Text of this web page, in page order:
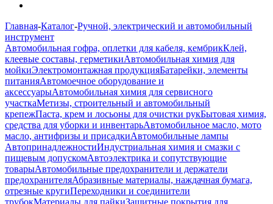
Главная-Каталог-Ручной, электрический и автомобильный
инструмент
Автомобильная гофра, оплетки для кабеля, кембрикКлей,
клеевые составы, герметикиАвтомобильная химия для
мойкиЭлектромонтажная продукцияБатарейки, элементы
питанияАвтомоечное оборудование и
аксессуарыАвтомобильная химия для сервисного
участкаМетизы, строительный и автомобильный
крепежПаста, крем и лосьоны для очистки рукБытовая химия,
средства для уборки и инвентарьАвтомобильное масло, мото
масло, антифризы и присадкиАвтомобильные лампы
АвтопринадлежностиИндустриальная химия и смазки с
пищевым допускомАвтоэлектрика и сопутствующие
товарыАвтомобильные предохранители и держатели
предохранителяАбразивные материалы, наждачная бумага,
отрезные кругиПереходники и соединители
трубокМатериалы для пайкиЗащитные покрытия для